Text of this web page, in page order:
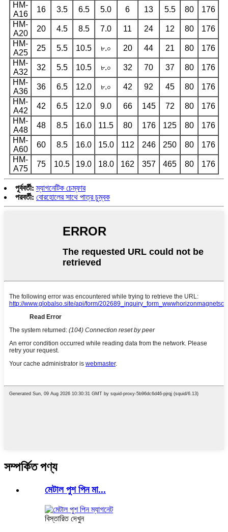
HM-
A16
16 3.5 6.5 5.0 6 13 5.5 80
176
HM-
A20
20 4.5 8.5 7.0 11 24 12 80
176
HM-
A25
25 5.5 10.5 ৮.০ 20 44 21 80
176
HM-
A32
32 5.5 10.5 ৮.০ 32 70 37 80
176
HM-
A36
36 6.5 12.0 ৮.০ 42 92 45 80
176
HM-
A42
42 6.5 12.0 9.0 66 145 72 80
176
HM-
A48
48 8.5 16.0 11.5 80 176 125 80
176
HM-
A60
60 8.5 16.0 15.0 112 246 250 80
176
HM-
A75
75 10.5 19.0 18.0 162 357 465 80 176
পূর্ববর্তী: ম্যাগনেটিক চেম্ফার
পরবর্তী: বোরহোলের সাথে পাত্র চুম্বক
সম্পর্কিত পণ্য
মেটাল পুশ পিন মা...
বিস্তারিত দেখুন